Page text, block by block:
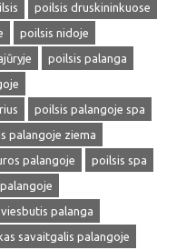
poilsis druskininkuose
poilsis nidoje
poilsis palanga
poilsis palangoje spa
palangoje ziema
palangoje
poilsis spa
palanga
savaitgalis palangoje